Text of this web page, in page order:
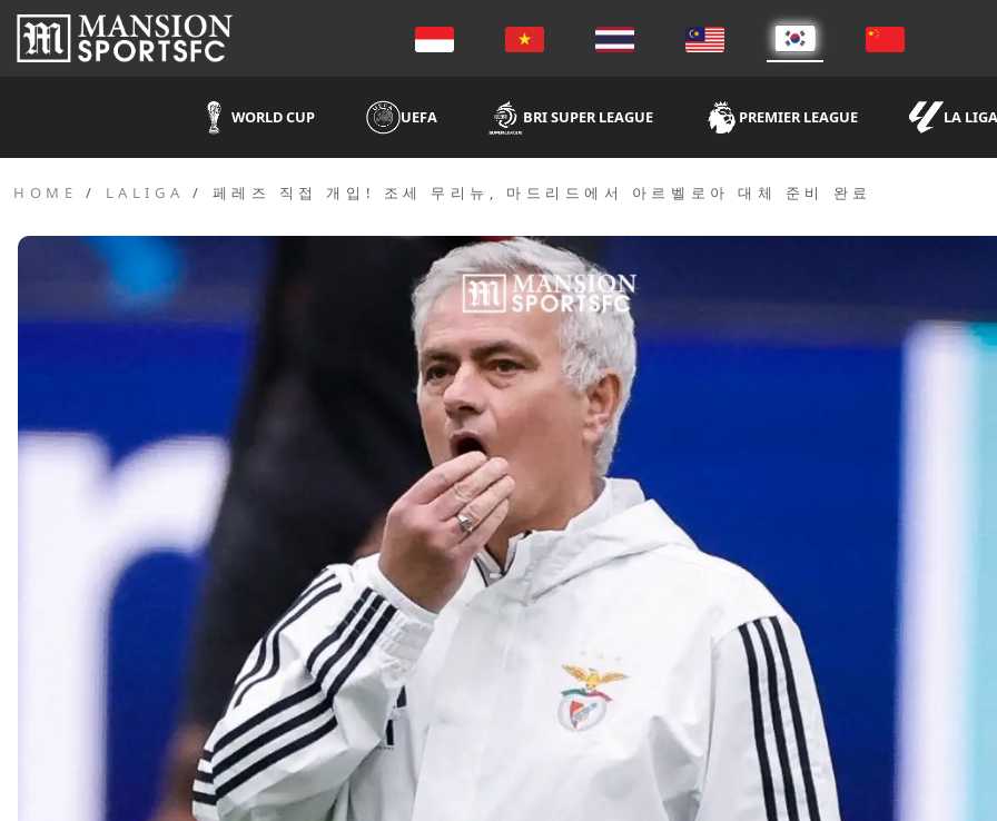
WORLD CUP UEFA BRI SUPER LEAGUE PREMIER LEAGUE LA LIGA
HOME LALIGA 페레즈 직접 개입! 조세 무리뉴, 마드리드에서 아르벨로아 대체 준비 완료